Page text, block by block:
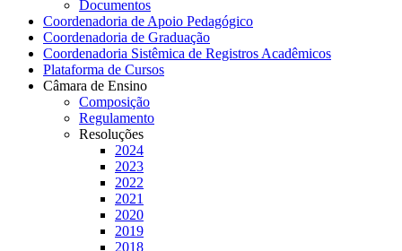
Documentos
Coordenadoria de Apoio Pedagógico
Coordenadoria de Graduação
Coordenadoria Sistêmica de Registros Acadêmicos
Plataforma de Cursos
Câmara de Ensino
Composição
Regulamento
Resoluções
2024
2023
2022
2021
2020
2019
2018